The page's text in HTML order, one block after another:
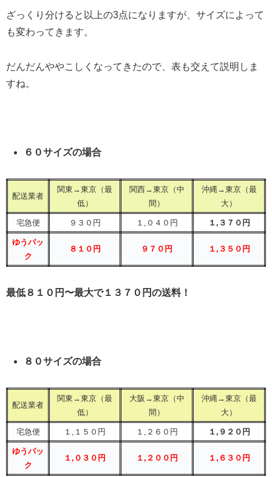
ざっくり分けると以上の3点になりますが、サイズによって
も変わってきます。
だんだんややこしくなってきたので、表も交えて説明しま
すね。
６０サイズの場合
配送業者
関東→東京（最
低）
関西→東京（中
間）
沖縄→東京（最
大）
宅急便 ９３０円 １,０４０円 １,３７０円
ゆうパッ
ク
８１０円 ９７０円 １,３５０円
最低８１０円 〜最大で１３７０円の送料！
８０サイズの場合
配送業者
関東→東京（最
低）
大阪→東京（中
間）
沖縄→東京（最
大）
宅急便 １,１５０円 １,２６０円 １,９２０円
ゆうパッ
ク
１,０３０円 １,２００円 １,６３０円